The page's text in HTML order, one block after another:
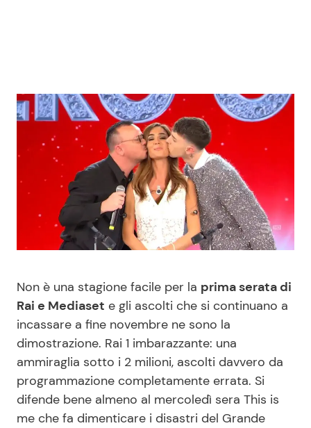
News Cinema
News Musica
News Spettacolo
News dal mondo
Benessere
Casa
Moda e Style
Mondo Mamma
News benessere
Salute
Cucina e Ricette
Consigli di Cucina
Dolci
Le Ricette in TV
Primi Piatti
Ricette Facili e Veloci
Non è una stagione facile per la prima serata di
Rai e Mediaset e gli ascolti che si continuano a
incassare a fine novembre ne sono la
dimostrazione. Rai 1 imbarazzante: una
ammiraglia sotto i 2 milioni, ascolti davvero da
programmazione completamente errata. Si
difende bene almeno al mercoledì sera This is
me che fa dimenticare i disastri del Grande